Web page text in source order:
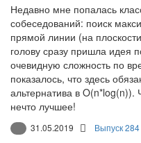
Недавно мне попалась
собеседований: поиск
прямой линии (на
голову сразу пришла идея
очевидную сложность по
показалось, что здесь
альтернатива в
нечто лучшее!
31.05.2019 Выпуск 284